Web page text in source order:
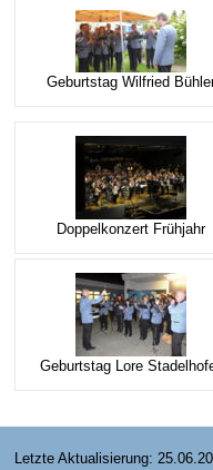
Geburtstag Wilfried
Doppelkonzert Frühjahr
Geburtstag Lore
Letzte Aktualisierung: